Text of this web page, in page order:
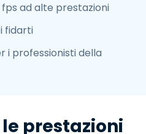
ad alte prestazioni
fidarti
i professionisti della
prestazioni